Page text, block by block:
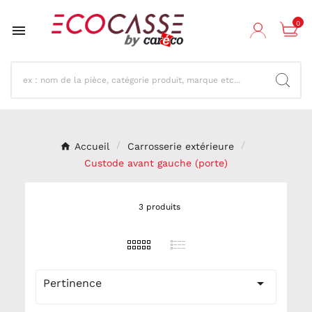
 0
Accueil
Carrosserie extérieure
Custode avant gauche (porte)
3 produits
Pertinence 